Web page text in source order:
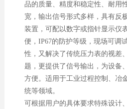
品的质量、精度和稳定性、耐用
宽，输出信号形式多样，具有反
装置，可配以数字或指针显示仪
便，IP67的防护等级，现场可调
性，又解决了传统压力表的视差
题，更提供了信号输出，为设备
方便。适用于工业过程控制、冶
统等领域。
可根据用户的具体要求特殊设计